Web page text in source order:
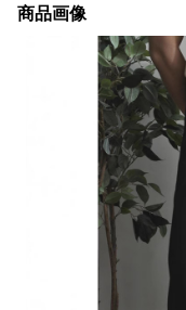
商品画像